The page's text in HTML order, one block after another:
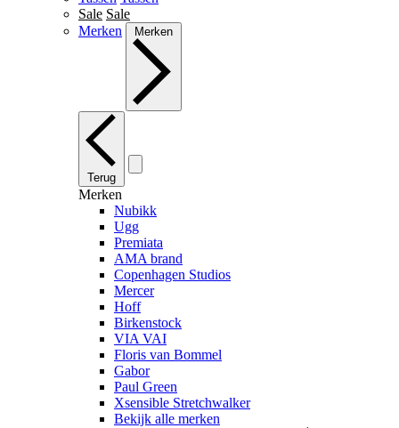
Sale Sale
Merken
Merken
Terug
Merken
Nubikk
Ugg
Premiata
AMA brand
Copenhagen Studios
Mercer
Hoff
Birkenstock
VIA VAI
Floris van Bommel
Gabor
Paul Green
Xsensible Stretchwalker
Bekijk alle merken